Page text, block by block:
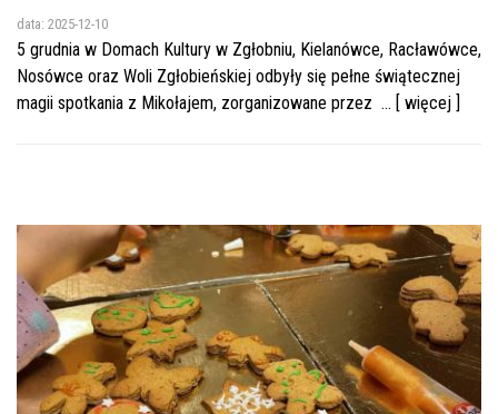
data: 2025-12-10
5 grudnia w Domach Kultury w Zgłobniu, Kielanówce, Racławówce,
Nosówce oraz Woli Zgłobieńskiej odbyły się pełne świątecznej
magii spotkania z Mikołajem, zorganizowane przez ... [ więcej ]